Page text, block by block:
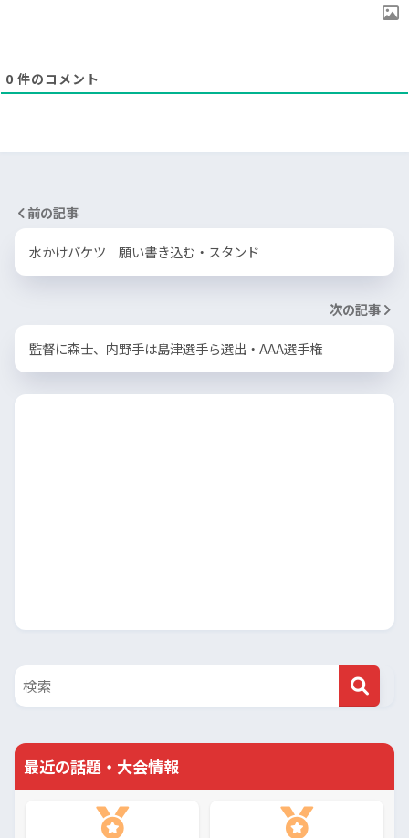
0 件のコメント
前の記事
水かけバケツ 願い書き込む・スタンド
次の記事
監督に森士、内野手は島津選手ら選出・AAA選手権
最近の話題・大会情報